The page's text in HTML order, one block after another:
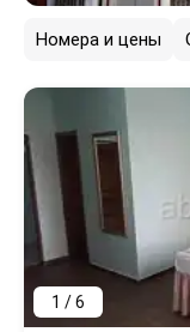
Номера и цены
1 / 6